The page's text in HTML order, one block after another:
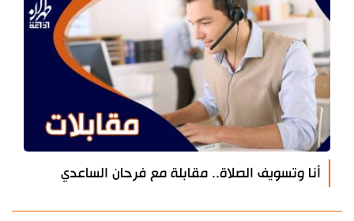
أنا وتسويف الصلاة.. مقابلة مع فرحان الساعدي